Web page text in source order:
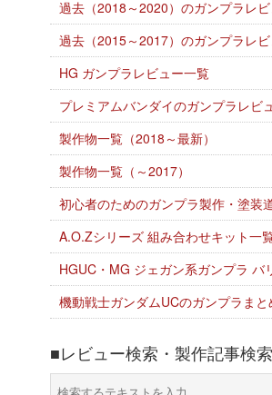
過去（2018～2020）のガンプラレ
過去（2015～2017）のガンプラレ
HG ガンプラレビュー一覧
プレミアムバンダイのガンプラレビ
製作物一覧（2018～最新）
製作物一覧（～2017）
初心者のためのガンプラ製作・塗装
A.O.Zシリーズ 組み合わせキット一
HGUC・MG ジェガン系ガンプラ バ
機動戦士ガンダムUCのガンプラま
■レビュー検索・製作記事検索